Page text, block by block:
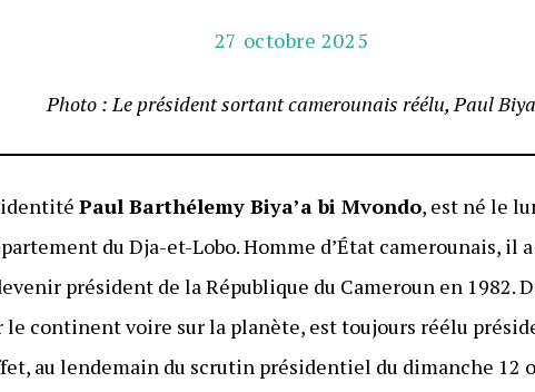
27 octobre 2025
Photo : Le président sortant camerounais réélu, Paul Biya
identitéPaul Barthélemy Biya’a bi Mvondo, est né le
du Dja-et-Lobo. Homme d’État camerounais,
président de la République du Cameroun en 1982.
le continent voire sur la planète, est toujours réélu
au lendemain du scrutin présidentiel du dimanche 12